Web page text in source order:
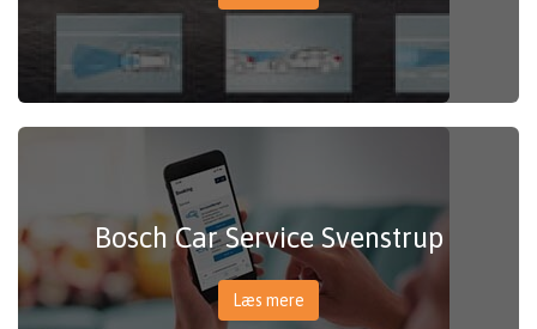
Bosch Car Service Svenstrup
Læs mere